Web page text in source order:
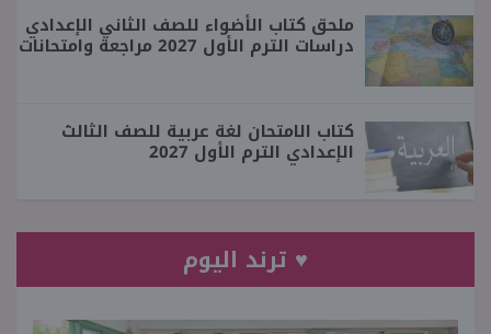
ملحق كتاب الأضواء للصف الثاني الإعدادي
دراسات الترم الأول 2027 مراجعة وامتحانات
كتاب الامتحان لغة عربية للصف الثالث
الإعدادي الترم الأول 2027
♥ ترند اليوم